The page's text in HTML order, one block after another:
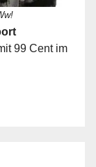
99 Cent im